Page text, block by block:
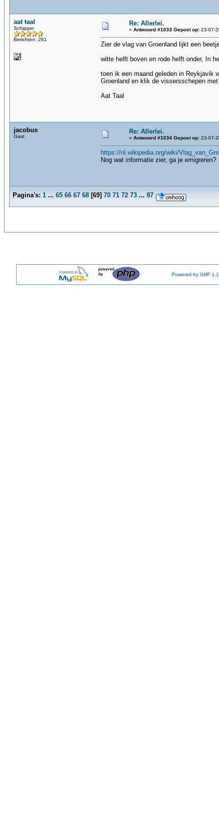
aat taal
Schipper
Berichten: 261
Re: Allerlei.
« Antwoord #1033 Gepost op: 23-07-
Zier de vlag van Groenland lijkt een
witte helft boven en rode helft onder, In
toen ik een maand geleden in Reykjavik
Groenland en klik de vissersschepen
Aat Taal
jacobus
Gast
Re: Allerlei.
« Antwoord #1034 Gepost op: 23-07-
https://nl.wikipedia.org/wiki/
Nog wat informatie zier, ga je emigreren?
Pagina's: 1 ... 65 66 67 68 [69] 70 71 72 73 ... 87
Powered by SMF